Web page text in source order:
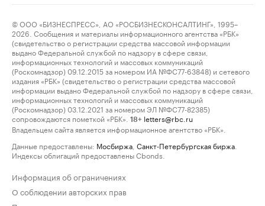
© ООО «БИЗНЕСПРЕСС», АО «РОСБИЗНЕСКОНСАЛТИНГ», 1995–
2026. Сообщения и материалы информационного агентства «РБК»
(свидетельство о регистрации средства массовой информации
выдано Федеральной службой по надзору в сфере связи,
информационных технологий и массовых коммуникаций
(Роскомнадзор) 09.12.2015 за номером ИА №ФС77-63848) и сетевого
издания «РБК» (свидетельство о регистрации средства массовой
информации выдано Федеральной службой по надзору в сфере связи,
информационных технологий и массовых коммуникаций
(Роскомнадзор) 03.12.2021 за номером ЭЛ №ФС77-82385)
сопровождаются пометкой «РБК».
18+ letters@rbc.ru
Владельцем сайта является информационное агентство «РБК».
Данные предоставлены: Мосбиржа Санкт-Петербургская биржа
Индексы облигаций предоставлены Cbonds.
Информация об ограничениях
О соблюдении авторских прав